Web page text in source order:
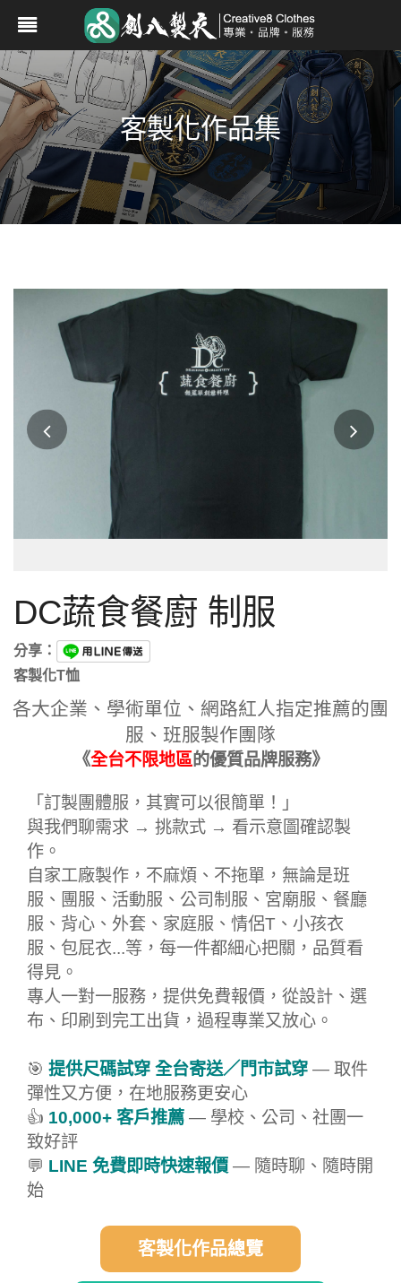
客製化作品集
DC蔬食餐廚 制服
分享：
客製化T恤
各大企業、學術單位、網路紅人指定推薦的團
服、班服製作團隊
《全台不限地區的優質品牌服務》
「訂製團體服，其實可以很簡單！」
與我們聊需求 → 挑款式 → 看示意圖確認製
作。
自家工廠製作，不麻煩、不拖單，無論是班
服、團服、活動服、公司制服、宮廟服、餐廳
服、背心、外套、家庭服、情侶T、小孩衣
服、包屁衣...等，每一件都細心把關，品質看
得見。
專人一對一服務，提供免費報價，從設計、選
布、印刷到完工出貨，過程專業又放心。
🎯 提供尺碼試穿 全台寄送／門市試穿 — 取件
彈性又方便，在地服務更安心
👍 10,000+ 客戶推薦 — 學校、公司、社團一
致好評
💬 LINE 免費即時快速報價 — 隨時聊、隨時開
始
客製化作品總覽